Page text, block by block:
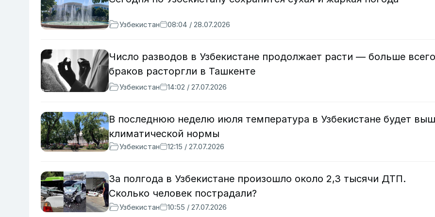
Узбекистан 08:04 / 28.07.2026
Число разводов в Узбекистане продолжает расти — больше всего
браков расторгли в Ташкенте
Узбекистан 14:02 / 27.07.2026
В последнюю неделю июля температура в Узбекистане будет
климатической нормы
Узбекистан 12:15 / 27.07.2026
За полгода в Узбекистане произошло около 2,3 тысячи ДТП.
Сколько человек пострадали?
Узбекистан 10:55 / 27.07.2026